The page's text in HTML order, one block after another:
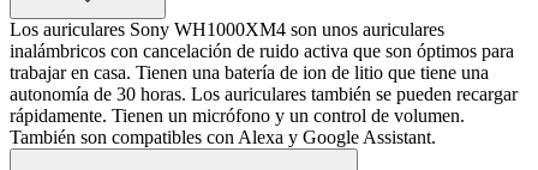
Los auriculares Sony WH1000XM4 son unos auriculares
inalámbricos con cancelación de ruido activa que son óptimos para
trabajar en casa. Tienen una batería de ion de litio que tiene una
autonomía de 30 horas. Los auriculares también se pueden recargar
rápidamente. Tienen un micrófono y un control de volumen.
También son compatibles con Alexa y Google Assistant.